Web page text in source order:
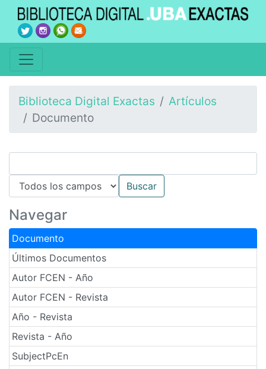
Biblioteca Digital Exactas
Artículos
Documento
Navegar
Documento
Últimos Documentos
Autor FCEN - Año
Autor FCEN - Revista
Año - Revista
Revista - Año
SubjectPcEn